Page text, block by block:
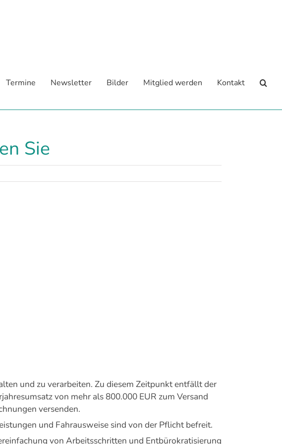
Termine Newsletter Bilder Mitglied werden Kontakt
Sie
und zu verarbeiten. Zu diesem Zeitpunkt entfällt der
von mehr als 800.000 EUR zum Versand
versenden.
und Fahrausweise sind von der Pflicht befreit.
von Arbeitsschritten und Entbürokratisierung